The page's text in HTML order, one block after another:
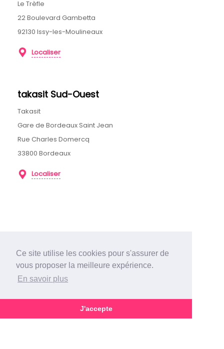
Ce site utilise les cookies pour s'assurer de
vous proposer la meilleure expérience.
En savoir plus
J'accepte
Le Trèfle
22 Boulevard Gambetta
92130 Issy-les-Moulineaux
Localiser
takasit Sud-Ouest
Takasit
Gare de Bordeaux Saint Jean
Rue Charles Domercq
33800 Bordeaux
Localiser